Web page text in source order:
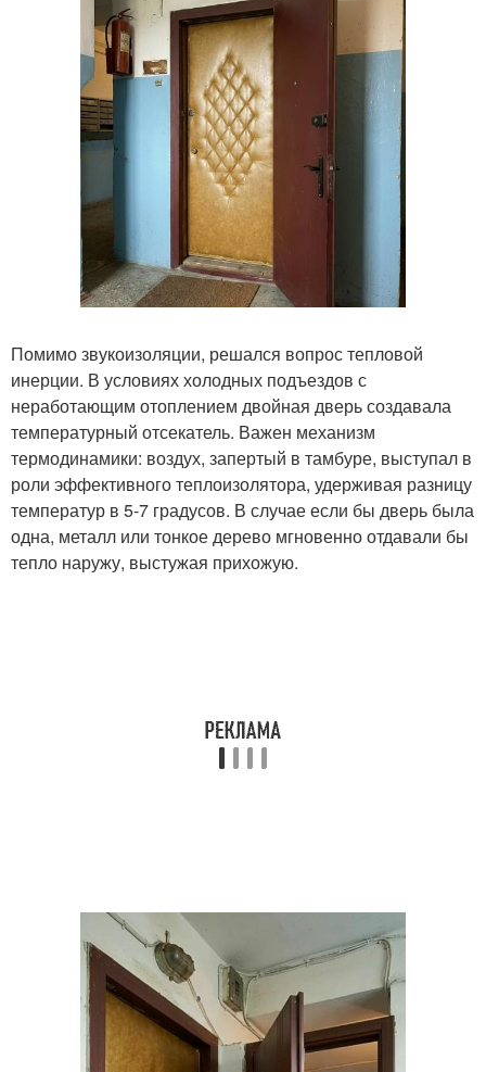
Помимо звукоизоляции, решался вопрос тепловой
инерции. В условиях холодных подъездов с
неработающим отоплением двойная дверь создавала
температурный отсекатель. Важен механизм
термодинамики: воздух, запертый в тамбуре, выступал в
роли эффективного теплоизолятора, удерживая разницу
температур в 5-7 градусов. В случае если бы дверь была
одна, металл или тонкое дерево мгновенно отдавали бы
тепло наружу, выстужая прихожую.